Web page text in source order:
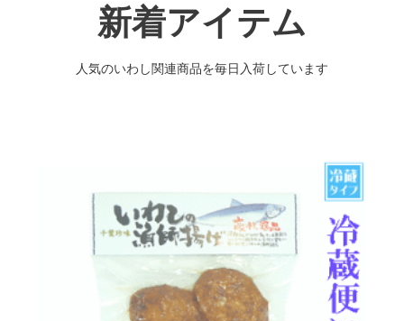
新着アイテム
人気のいわし関連商品を毎日入荷しています